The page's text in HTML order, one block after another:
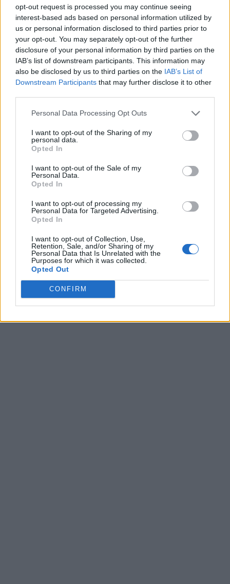
opt-out request is processed you may continue seeing
interest-based ads based on personal information utilized by
us or personal information disclosed to third parties prior to
your opt-out. You may separately opt-out of the further
disclosure of your personal information by third parties on the
IAB’s list of downstream participants. This information may
also be disclosed by us to third parties on the IAB’s List of
Downstream Participants that may further disclose it to other
Personal Data Processing Opt Outs
I want to opt-out of the Sharing of my
personal data.
Opted In
I want to opt-out of the Sale of my
Personal Data.
Opted In
I want to opt-out of processing my
Personal Data for Targeted Advertising.
Opted In
I want to opt-out of Collection, Use,
Retention, Sale, and/or Sharing of my
Personal Data that Is Unrelated with the
Purposes for which it was collected.
Opted Out
CONFIRM